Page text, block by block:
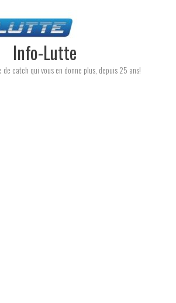
Info-Lutte
de catch qui vous en donne plus, depuis 25 ans!